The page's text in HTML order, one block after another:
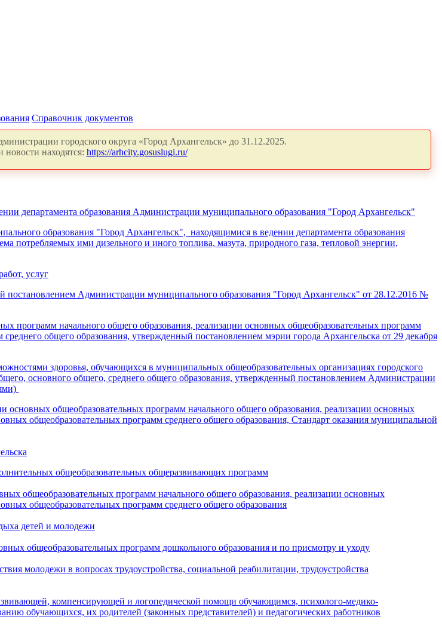
Справочник документов
городского округа «Город Архангельск» до 31.12.2025.
находятся: https://arhcity.gosuslugi.ru/
департамента образования Администрации муниципального образования "Город Архангельск"
образования "Город Архангельск", находящимися в ведении департамента образования
ими дизельного и иного топлива, мазута, природного газа, тепловой энергии,
услуг
Администрации муниципального образования "Город Архангельск" от 28.12.2016 №
программ начального общего образования, реализации основных общеобразовательных программ
общего образования, утвержденный постановлением мэрии города Архангельска от 29 декабря
здоровья, обучающихся в муниципальных общеобразовательных организациях городского
основного общего, среднего общего образования, утвержденный постановлением Администрации
общеобразовательных программ начального общего образования, реализации основных
общеобразовательных программ среднего общего образования, Стандарт оказания муниципальной
общеобразовательных общеразвивающих программ
общеобразовательных программ начального общего образования, реализации основных
общеобразовательных программ среднего общего образования
детей и молодежи
общеобразовательных программ дошкольного образования и по присмотру и уходу
молодежи в вопросах трудоустройства, социальной реабилитации, трудоустройства
компенсирующей и логопедической помощи обучающимся, психолого-медико-
обучающихся, их родителей (законных представителей) и педагогических работников